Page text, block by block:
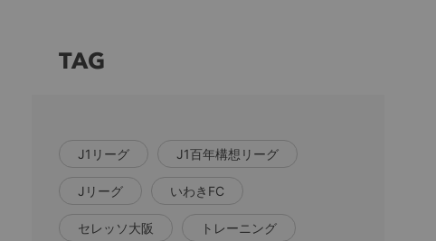
TAG
J1リーグ J1百年構想リーグ
Jリーグ いわきFC
セレッソ大阪 トレーニング